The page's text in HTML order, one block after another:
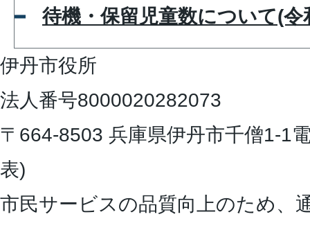
待機・保留児童数について(令
伊丹市役所
法人番号8000020282073
〒664-8503 兵庫県伊丹市千僧1-1
表)
市民サービスの品質向上のため、